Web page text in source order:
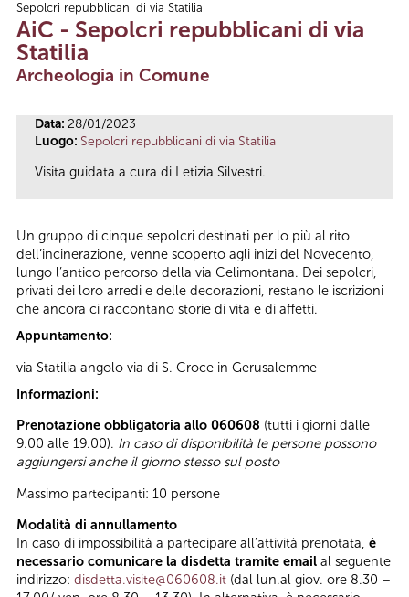
Tu sei qui
Sepolcri repubblicani di via Statilia
AiC - Sepolcri repubblicani di via
Statilia
Archeologia in Comune
Data: 28/01/2023
Luogo: Sepolcri repubblicani di via Statilia
Visita guidata a cura di Letizia Silvestri.
Un gruppo di cinque sepolcri destinati per lo più al rito
dell’incinerazione, venne scoperto agli inizi del Novecento,
lungo l’antico percorso della via Celimontana. Dei sepolcri,
privati dei loro arredi e delle decorazioni, restano le iscrizioni
che ancora ci raccontano storie di vita e di affetti.
Appuntamento:
via Statilia angolo via di S. Croce in Gerusalemme
Informazioni:
Prenotazione obbligatoria allo 060608 (tutti i giorni dalle
9.00 alle 19.00). In caso di disponibilità le persone possono
aggiungersi anche il giorno stesso sul posto
Massimo partecipanti: 10 persone
Modalità di annullamento
In caso di impossibilità a partecipare all’attività prenotata, è
necessario comunicare la disdetta tramite email al seguente
indirizzo: disdetta.visite@060608.it (dal lun.al giov. ore 8.30 –